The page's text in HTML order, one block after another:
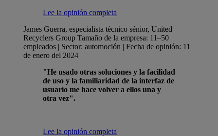
Lee la opinión completa
James Guerra, especialista técnico sénior, United
Recyclers Group Tamaño de la empresa: 11–50
empleados | Sector: automoción | Fecha de opinión: 11
de enero del 2024
"He usado otras soluciones y la facilidad
de uso y la familiaridad de la interfaz de
usuario me hace volver a ellos una y
otra vez".
Lee la opinión completa